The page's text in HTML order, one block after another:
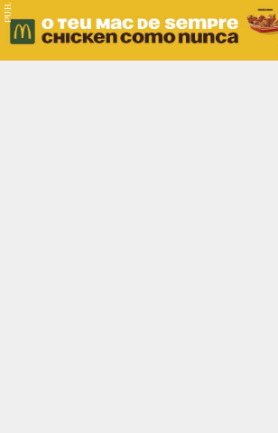
PUB.